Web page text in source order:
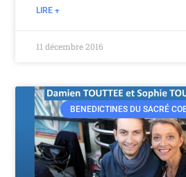
LIRE +
11 décembre 2016
BENEDICTINES DU SACRÉ